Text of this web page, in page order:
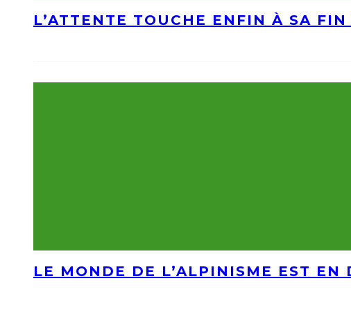
L’ATTENTE TOUCHE ENFIN À SA
LE MONDE DE L’ALPINISME EST EN